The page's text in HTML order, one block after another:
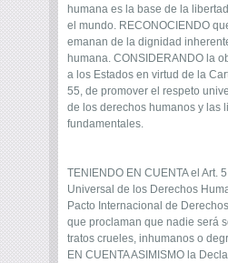
humana es la base de la
el mundo. RECONOCIENDO
emanan de la dignidad
humana. CONSIDERANDO la
a los Estados en virtud de la
55, de promover el respeto
de los derechos humanos y las
fundamentales.
TENIENDO EN CUENTA el Art.
Universal de los Derechos
Pacto Internacional de
que proclaman que nadie será
tratos crueles, inhumanos o
EN CUENTA ASIMISMO la